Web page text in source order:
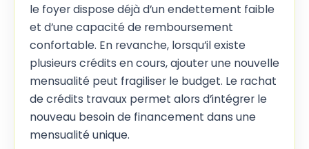
le foyer dispose déjà d’un endettement faible
et d’une capacité de remboursement
confortable. En revanche, lorsqu’il existe
plusieurs crédits en cours, ajouter une nouvelle
mensualité peut fragiliser le budget. Le rachat
de crédits travaux permet alors d’intégrer le
nouveau besoin de financement dans une
mensualité unique.